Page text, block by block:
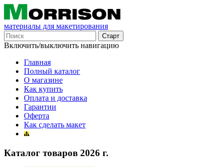
материалы для макетирования
Включить/выключить навигацию
Главная
Полный каталог
О магазине
Как купить
Оплата и доставка
Гарантии
Оферта
Как сделать макет
Каталог товаров 2026 г.